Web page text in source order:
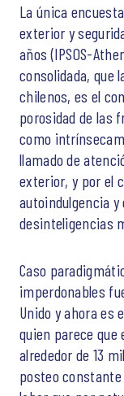
La única
exterior y
años (IPSOS-
consolidada, que
chilenos, es el
porosidad de las
como
llamado de
exterior, y por el
autoindulgencia
desinteligencias
Caso
imperdonables
Unido y ahora es
quien parece
alrededor de 13
posteo